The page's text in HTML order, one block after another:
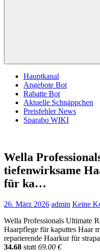
Hauptkanal
Angebote Bot
Rabatte Bot
Aktuelle Schnäppchen
Preisfehler News
Sparabo WIKI
Wella
tiefenwirksame
für ka…
26. März 2026 admin Keine
Wella Professionals Ultimate
Haarpflege für kaputtes Haar
reparierende Haarkur für
34.68 stαtt 69.00 €